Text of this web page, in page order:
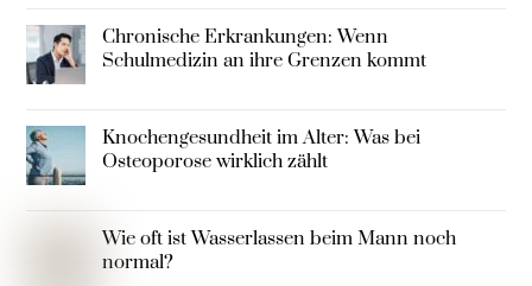
Chronische Erkrankungen: Wenn
Schulmedizin an ihre Grenzen kommt
Knochengesundheit im Alter: Was bei
Osteoporose wirklich zählt
Wie oft ist Wasserlassen beim Mann noch
normal?